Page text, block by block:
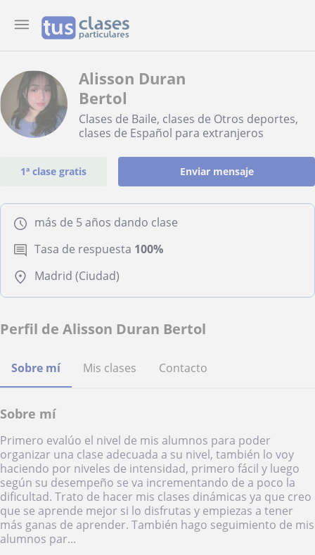
Alisson Duran
Bertol
Clases de Baile, clases de Otros deportes,
clases de Español para extranjeros
1ª clase gratis Enviar mensaje
más de 5 años dando clase
Tasa de respuesta 100%
Madrid (Ciudad)
Perfil de Alisson Duran Bertol
Sobre mí Mis clases Contacto
Sobre mí
Primero evalúo el nivel de mis alumnos para poder
organizar una clase adecuada a su nivel, también lo voy
haciendo por niveles de intensidad, primero fácil y luego
según su desempeño se va incrementando de a poco la
dificultad. Trato de hacer mis clases dinámicas ya que creo
que se aprende mejor si lo disfrutas y empiezas a tener
más ganas de aprender. También hago seguimiento de mis
alumnos par...